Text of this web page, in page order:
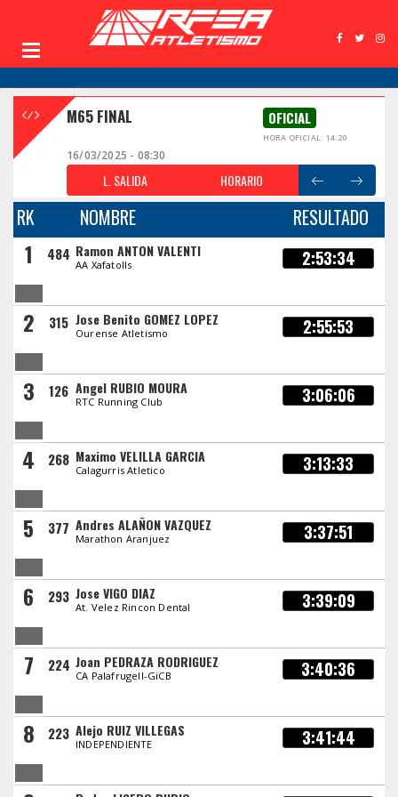
M65 FINAL OFICIAL
HORA OFICIAL: 14:20
16/03/2025 - 08:30
L. SALIDA HORARIO
RK NOMBRE RESULTADO
1 484 Ramon ANTON VALENTI
AA Xafatolls 2:53:34
2 315 Jose Benito GOMEZ LOPEZ
Ourense Atletismo 2:55:53
3 126 Angel RUBIO MOURA
RTC Running Club 3:06:06
4 268 Maximo VELILLA GARCIA
Calagurris Atletico 3:13:33
5 377 Andres ALAÑON VAZQUEZ
Marathon Aranjuez 3:37:51
6 293 Jose VIGO DIAZ
At. Velez Rincon Dental 3:39:09
7 224 Joan PEDRAZA RODRIGUEZ
CA Palafrugell-GiCB 3:40:36
8 223 Alejo RUIZ VILLEGAS
INDEPENDIENTE 3:41:44